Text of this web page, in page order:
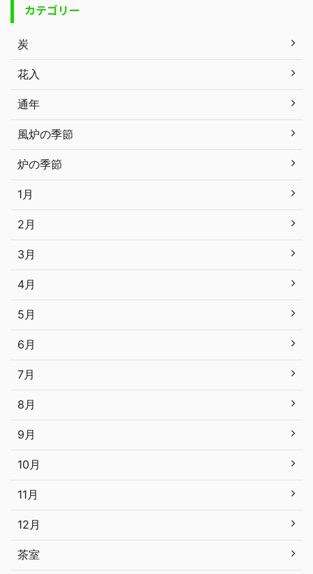
カテゴリー
炭
花入
通年
風炉の季節
炉の季節
1月
2月
3月
4月
5月
6月
7月
8月
9月
10月
11月
12月
茶室